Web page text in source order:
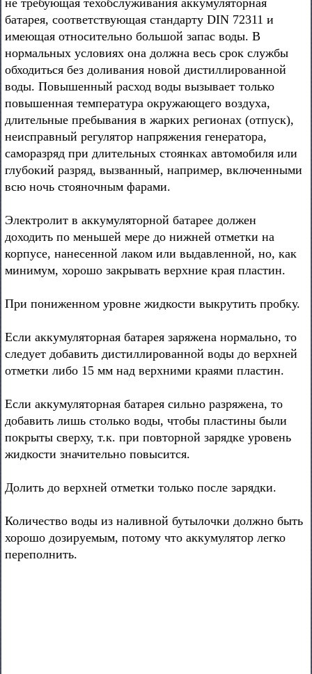
не требующая техобслуживания аккумуляторная
батарея, соответствующая стандарту DIN 72311 и
имеющая относительно большой запас воды. В
нормальных условиях она должна весь срок службы
обходиться без доливания новой дистиллированной
воды. Повышенный расход воды вызывает только
повышенная температура окружающего воздуха,
длительные пребывания в жарких регионах (отпуск),
неисправный регулятор напряжения генератора,
саморазряд при длительных стоянках автомобиля или
глубокий разряд, вызванный, например, включенными
всю ночь стояночным фарами.
Электролит в аккумуляторной батарее должен
доходить по меньшей мере до нижней отметки на
корпусе, нанесенной лаком или выдавленной, но, как
минимум, хорошо закрывать верхние края пластин.
При пониженном уровне жидкости выкрутить пробку.
Если аккумуляторная батарея заряжена нормально, то
следует добавить дистиллированной воды до верхней
отметки либо 15 мм над верхними краями пластин.
Если аккумуляторная батарея сильно разряжена, то
добавить лишь столько воды, чтобы пластины были
покрыты сверху, т.к. при повторной зарядке уровень
жидкости значительно повысится.
Долить до верхней отметки только после зарядки.
Количество воды из наливной бутылочки должно быть
хорошо дозируемым, потому что аккумулятор легко
переполнить.